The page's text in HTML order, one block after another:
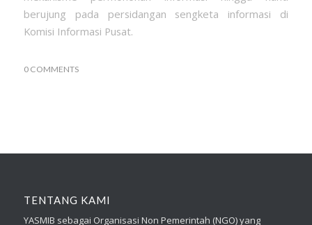
berujung pada persidangan sengketa informasi di
Komisi Informasi Pusat.
0 COMMENTS
TENTANG KAMI
YASMIB sebagai Organisasi Non Pemerintah (NGO) yang